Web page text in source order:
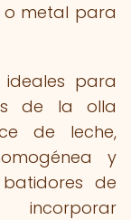
o metal para
ideales para
de la olla
de leche,
y
de